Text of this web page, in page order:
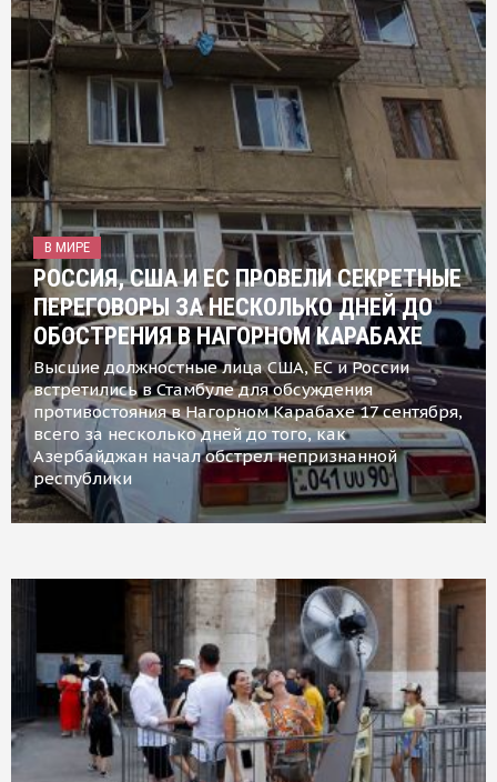
В МИРЕ
РОССИЯ, США И ЕС ПРОВЕЛИ СЕКРЕТНЫЕ
ПЕРЕГОВОРЫ ЗА НЕСКОЛЬКО ДНЕЙ ДО
ОБОСТРЕНИЯ В НАГОРНОМ КАРАБАХЕ
Высшие должностные лица США, ЕС и России
встретились в Стамбуле для обсуждения
противостояния в Нагорном Карабахе 17 сентября,
всего за несколько дней до того, как
Азербайджан начал обстрел непризнанной
республики